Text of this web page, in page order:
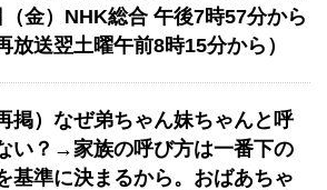
（金）NHK総合 午後7時57分から
放送翌土曜午前8時15分から）
掲）なぜ弟ちゃん妹ちゃんと呼
い？→家族の呼び方は一番下の
基準に決まるから。おばあちゃ